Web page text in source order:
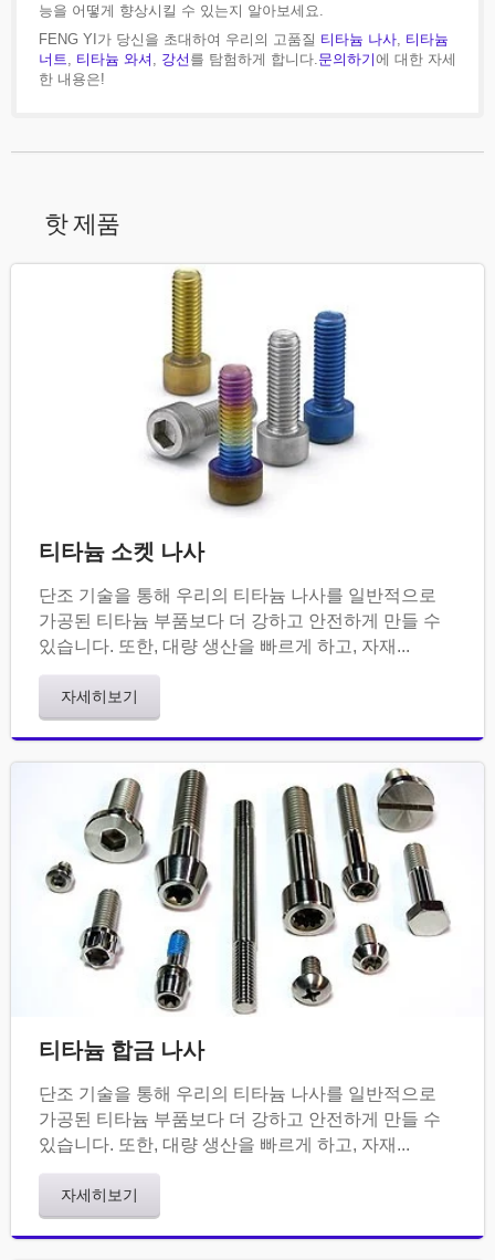
능을 어떻게 향상시킬 수 있는지 알아보세요.
FENG YI가 당신을 초대하여 우리의 고품질 티타늄 나사 티타늄
너트
티타늄 와셔 강선 를 탐험하게 합니다. 문의하기에 대한 자세
한 내용은!
핫 제품
티타늄 소켓 나사
단조 기술을 통해 우리의 티타늄 나사를 일반적으로
가공된 티타늄 부품보다 더 강하고 안전하게 만들 수
있습니다. 또한, 대량 생산을 빠르게 하고, 자재...
자세히보기
티타늄 합금 나사
단조 기술을 통해 우리의 티타늄 나사를 일반적으로
가공된 티타늄 부품보다 더 강하고 안전하게 만들 수
있습니다. 또한, 대량 생산을 빠르게 하고, 자재...
자세히보기